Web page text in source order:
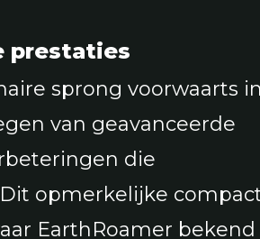
prestaties
sprong voorwaarts in
van geavanceerde
die
opmerkelijke
EarthRoamer bekend